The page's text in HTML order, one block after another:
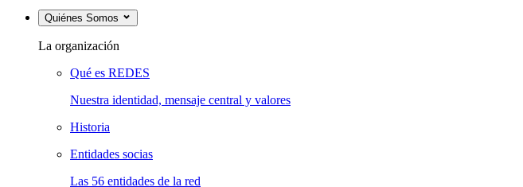
Quiénes Somos
La organización
Qué es REDES
Nuestra identidad, mensaje central y valores
Historia
Entidades socias
Las 56 entidades de la red